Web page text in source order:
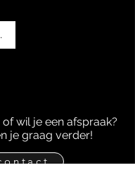
winkelwagen
wil je een afspraak?
je graag verder!